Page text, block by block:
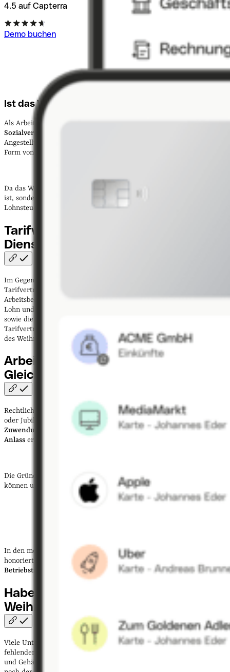
4.5 auf Capterra
Demo buchen
Ist das Weihnachtsgeld steuerfrei?
Als Arbeitgeber sind Sie verpflichtet,
Sozialversicherungsbeiträge
Angestellten zu entrichten. Das betrifft ebenfalls Sonderzahlungen in
Form von Weihnachtsgeld, das voll versteuert werden muss.
Da das Weihnachtsgeld steuerrechtlich betrachtet
ist, sondern zu den sogenannten „sonstigen Bezügen“ zählt, fällt die
Lohnsteuer höher aus als für den normalen monatlichen Arbeitslohn.
Tarifvertrag für den öffentlichen
Dienst
Im Gegensatz zur freien oder privaten Wirtschaft regelt der
Tarifvertrag im öffentlichen Dienst die einheitlichen
Arbeitsbedingungen der Arbeitnehmerinnen und Arbeitnehmer wie
Lohn und Gehalt, die tägliche Arbeitszeit, die Wochenarbeitszeit
sowie die Zahlung zusätzlicher Leistungen. So ist im TVöD, dem
Tarifvertrag im öffentlichen Dienst, beispielsweise auch die Zahlung
des Weihnachtsgeldes vereinbart.
Arbeitsrechtlicher
Gleichbehandlungsgrundsatz
Rechtlich betrachtet ist das Weihnachtsgeld genau wie Urlaubsgeld
oder Jubiläumszahlungen eine
zusätzliche freiwillige finanzielle
Zuwendung
, die ein Arbeitnehmer:innen aus einembestimmten
Anlass erhalten.
Die Gründe für diese sogenannte Gratifikation oder Gefälligkeit
können unterschiedlich sein. Man unterscheidet dabei zwischen:
Entgeltcharakter
In den meisten Fällen hat das Weihnachtsgeld
honoriert sowohl die erbrachte
Arbeitsleistung
Betriebstreue
der Mitarbeiterinnen und Mitarbeiter.
Haben Sie das Recht,
Weihnachtsgeld zu
Viele Unternehmen stehen aktuell vor der Herausforderung, trotz
fehlender Aufträge und sinkender Umsätze auch weiterhin die Löhne
und Gehälter ihrer Mitarbeitenden zahlen zu müssen. Besteht zudem